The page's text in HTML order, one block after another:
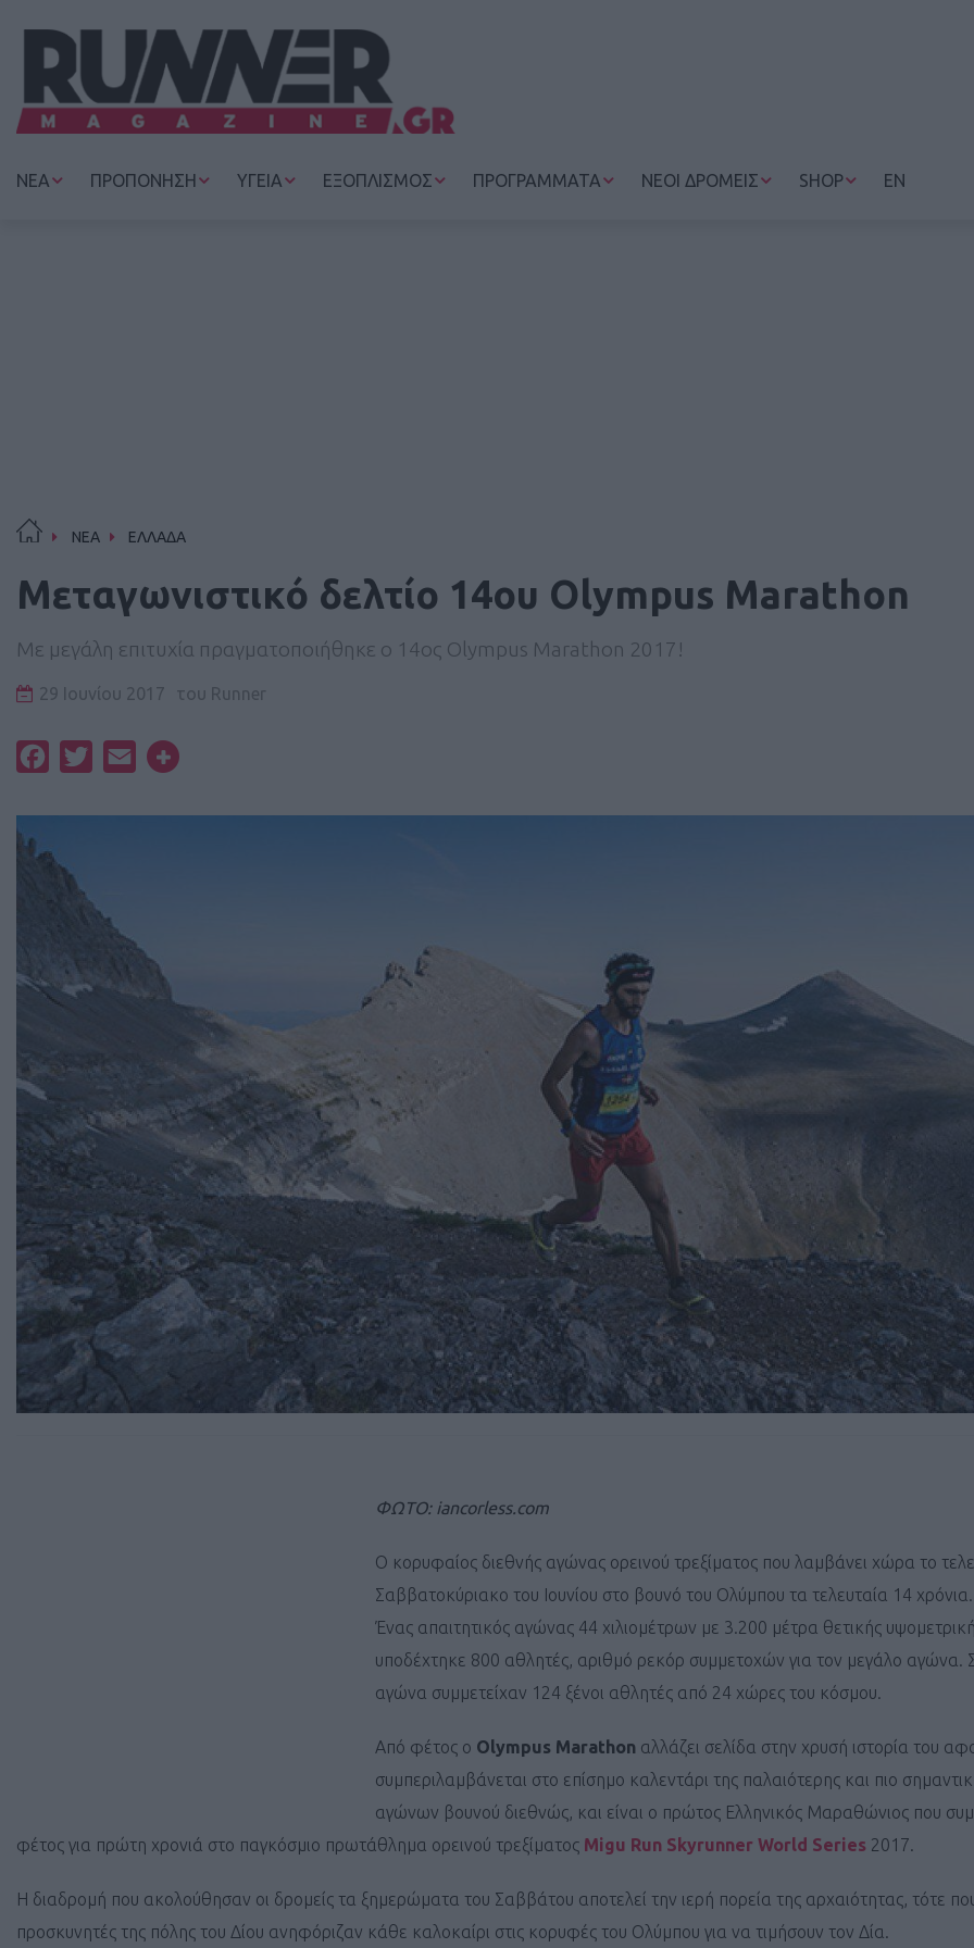
ΝΕΑ ΠΡΟΠΟΝΗΣΗ ΥΓΕΙΑ ΕΞΟΠΛΙΣΜΟΣ ΠΡΟΓΡΑΜΜΑΤΑ ΝΕΟΙ ΔΡΟΜΕΙΣ SHOP EN
ΝΕΑ ΕΛΛΑΔΑ
Μεταγωνιστικό δελτίο 14ου Olympus Marathon
Mε μεγάλη επιτυχία πραγματοποιήθηκε ο 14ος Olympus Marathon 2017!
29 Ιουνίου 2017 του Runner
FacebookTwitterEmail
ΦΩΤΟ: iancorless.com
Ο κορυφαίος διεθνής αγώνας ορεινού τρεξίματος που λαμβάνει χώρα το
Σαββατοκύριακο του Ιουνίου στο βουνό του Ολύμπου τα τελευταία 14 χρόνια.
Ένας απαιτητικός αγώνας 44 χιλιομέτρων με 3.200 μέτρα θετικής
υποδέχτηκε 800 αθλητές, αριθμό ρεκόρ συμμετοχών για τον μεγάλο αγώνα.
αγώνα συμμετείχαν 124 ξένοι αθλητές από 24 χώρες του κόσμου.
Από φέτος ο Olympus Marathon αλλάζει σελίδα στην χρυσή ιστορία του
συμπεριλαμβάνεται στο επίσημο καλεντάρι της παλαιότερης και πιο
αγώνων βουνού διεθνώς, και είναι ο πρώτος Ελληνικός Μαραθώνιος που
φέτος για πρώτη χρονιά στο παγκόσμιο πρωτάθλημα ορεινού τρεξίματος Migu Run Skyrunner World Series 2017.
Η διαδρομή που ακολούθησαν οι δρομείς τα ξημερώματα του Σαββάτου αποτελεί την ιερή πορεία της αρχαιότητας, τότε
προσκυνητές της πόλης του Δίου ανηφόριζαν κάθε καλοκαίρι στις κορυφές του Ολύμπου για να τιμήσουν τον Δία.